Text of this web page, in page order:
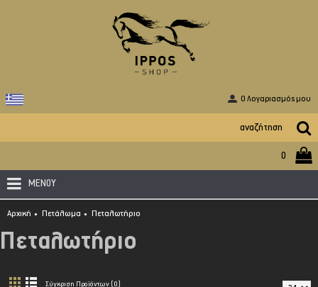
0
O Λογαριασμός μου
ΜΕΝΟΥ
Αρχική Πετάλωμα Πεταλωτήριο
Πεταλωτήριο
Σύγκριση Προϊόντων (0)